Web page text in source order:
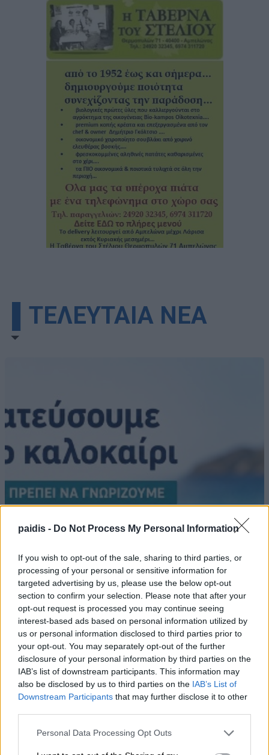
paidis - Do Not Process My Personal Information
If you wish to opt-out of the sale, sharing to third parties, or
processing of your personal or sensitive information for
targeted advertising by us, please use the below opt-out
section to confirm your selection. Please note that after your
opt-out request is processed you may continue seeing
interest-based ads based on personal information utilized by
us or personal information disclosed to third parties prior to
your opt-out. You may separately opt-out of the further
disclosure of your personal information by third parties on the
IAB’s list of downstream participants. This information may
also be disclosed by us to third parties on the IAB’s List of
Downstream Participants that may further disclose it to other
Personal Data Processing Opt Outs
▌ΤΕΛΕΥΤΑΙΑ ΝΕΑ